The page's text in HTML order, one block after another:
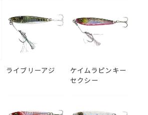
ライブリーアジ
ケイムラピンキー
セクシー